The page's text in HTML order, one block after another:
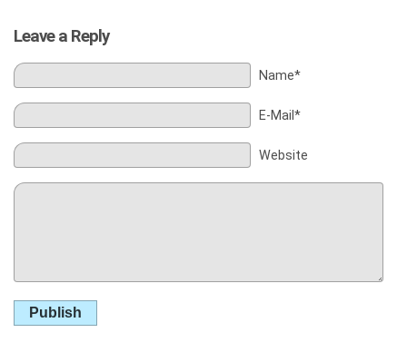
Leave a Reply
Name*
E-Mail*
Website
Publish